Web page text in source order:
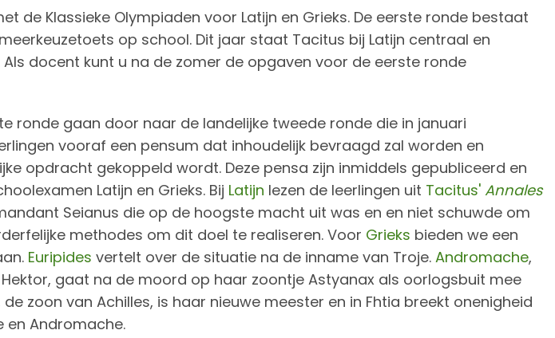
de Klassieke Olympiaden voor Latijn en Grieks. De eerste ronde bestaat
op school. Dit jaar staat Tacitus bij Latijn centraal en
docent kunt u na de zomer de opgaven voor de eerste ronde
ronde gaan door naar de landelijke tweede ronde die in januari
vooraf een pensum dat inhoudelijk bevraagd zal worden en
opdracht gekoppeld wordt. Deze pensa zijn inmiddels gepubliceerd en
Latijn en Grieks. Bij Latijn lezen de leerlingen uit Tacitus' Annales
Seianus die op de hoogste macht uit was en en niet schuwde om
methodes om dit doel te realiseren. Voor Grieks bieden we een
Euripides vertelt over de situatie na de inname van Troje. Andromache,
gaat na de moord op haar zoontje Astyanax als oorlogsbuit mee
zoon van Achilles, is haar nieuwe meester en in Fhtia breekt onenigheid
en Andromache.